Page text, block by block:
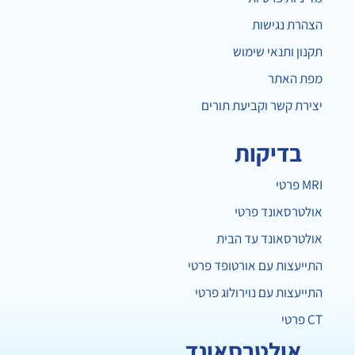
הצהרת נגישות
תקנון ותנאי שימוש
מפת האתר
יצירת קשר וקביעת תורים
בדיקות
MRI פרטי
אולטרסאונד פרטי
אולטרסאונד עד הבית
התייעצות עם אורטופד פרטי
התייעצות עם נוירולוג פרטי
CT פרטי